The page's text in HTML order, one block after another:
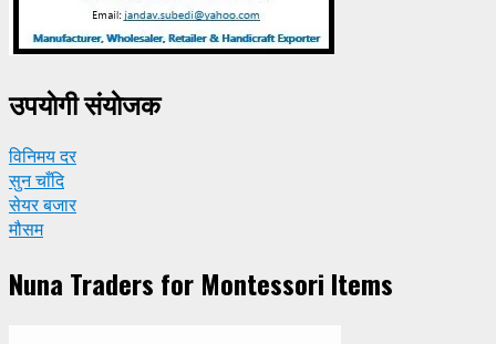
उपयाेगी संयाेजक
विनिमय दर
सुन चाँदि
सेयर बजार
मौसम
Nuna Traders for Montessori Items